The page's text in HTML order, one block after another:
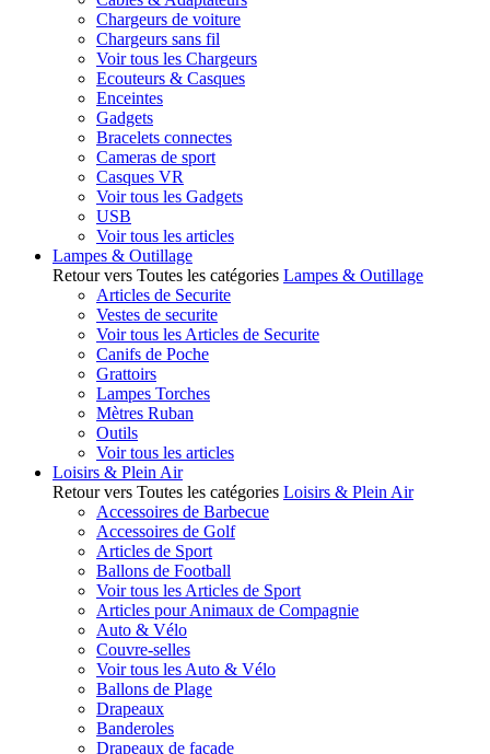
Chargeurs de voiture
Chargeurs sans fil
Voir tous les Chargeurs
Ecouteurs & Casques
Enceintes
Gadgets
Bracelets connectes
Cameras de sport
Casques VR
Voir tous les Gadgets
USB
Voir tous les articles
Lampes & Outillage
Retour vers Toutes les catégories Lampes & Outillage
Articles de Securite
Vestes de securite
Voir tous les Articles de Securite
Canifs de Poche
Grattoirs
Lampes Torches
Mètres Ruban
Outils
Voir tous les articles
Loisirs & Plein Air
Retour vers Toutes les catégories Loisirs & Plein Air
Accessoires de Barbecue
Accessoires de Golf
Articles de Sport
Ballons de Football
Voir tous les Articles de Sport
Articles pour Animaux de Compagnie
Auto & Vélo
Couvre-selles
Voir tous les Auto & Vélo
Ballons de Plage
Drapeaux
Banderoles
Drapeaux de facade